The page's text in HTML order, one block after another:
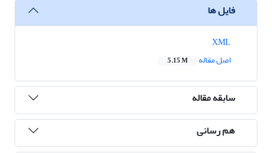
فایل ها
اصل مقاله
5.15 M
سابقه مقاله
هم رسانی